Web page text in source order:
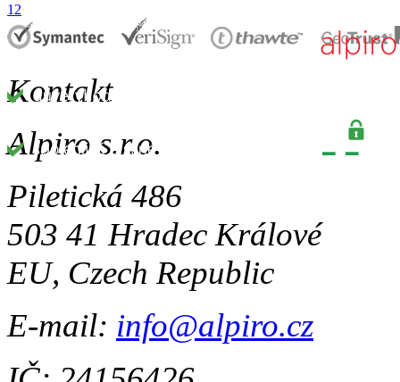
1 2
Kontakt
Alpiro s.r.o.
Piletická 486
503 41 Hradec Králové
EU, Czech Republic
E-mail: info@alpiro.cz